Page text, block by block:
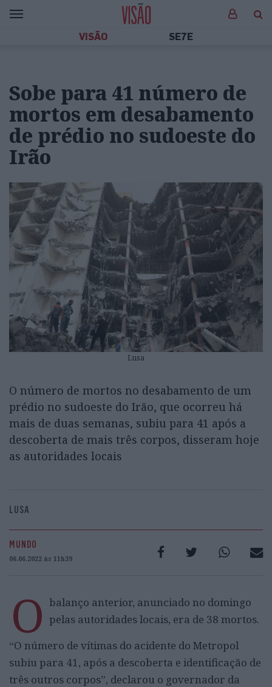
VISÃO SE7E
Sobe para 41 número de
mortos em desabamento
de prédio no sudoeste do
Irão
Lusa
O número de mortos no desabamento de um
prédio no sudoeste do Irão, que ocorreu há
mais de duas semanas, subiu para 41 após a
descoberta de mais três corpos, disseram hoje
as autoridades locais
LUSA
MUNDO
06.06.2022 às 11h39
O balanço anterior, anunciado no domingo
pelas autoridades locais, era de 38 mortos.
“O número de vítimas do acidente do Metropol
subiu para 41, após a descoberta e identificação de
três outros corpos”, declarou o governador da